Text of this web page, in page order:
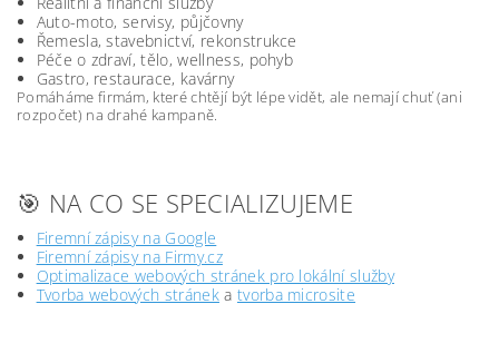
Auto-moto, servisy, půjčovny
Řemesla, stavebnictví, rekonstrukce
Péče o zdraví, tělo, wellness, pohyb
Gastro, restaurace, kavárny
Pomáháme firmám, které chtějí být lépe vidět, ale nemají chuť (ani
rozpočet) na drahé kampaně.
🎯 NA CO SE SPECIALIZUJEME
Firemní zápisy na Google
Firemní zápisy na Firmy.cz
Optimalizace webových stránek pro lokální služby
Tvorba webových stráneka tvorba microsite